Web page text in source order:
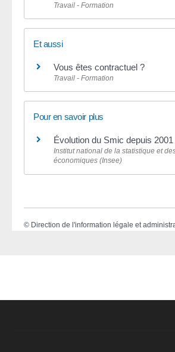
Travail - Formation
Et aussi
Vous êtes contractuel ?
Travail - Formation
Pour en savoir plus
Évolution du Smic depuis 2001
Institut national de la statistique et
économiques (Insee)
© Direction de l'information légale et